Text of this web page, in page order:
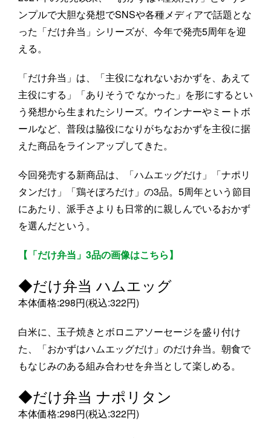
ンプルで大胆な発想でSNSや各種メディアで話題とな
った「だけ弁当」シリーズが、今年で発売5周年を迎
える。
「だけ弁当」は、「主役になれないおかずを、あえて
主役にする」「ありそうで なかった」を形にするとい
う発想から生まれたシリーズ。ウインナーやミートボ
ールなど、普段は脇役になりがちなおかずを主役に据
えた商品をラインアップしてきた。
今回発売する新商品は、「ハムエッグだけ」「ナポリ
タンだけ」「鶏そぼろだけ」の3品。5周年という節目
にあたり、派手さよりも日常的に親しんでいるおかず
を選んだという。
【「だけ弁当」3品の画像はこちら】
◆だけ弁当 ハムエッグ
本体価格:298円(税込:322円)
白米に、玉子焼きとボロニアソーセージを盛り付け
た、「おかずはハムエッグだけ」のだけ弁当。朝食で
もなじみのある組み合わせを弁当として楽しめる。
◆だけ弁当 ナポリタン
本体価格:298円(税込:322円)